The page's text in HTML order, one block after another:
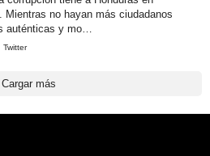
Mientras no hayan más ciudadanos
auténticas y mo…
Twitter
Cargar más